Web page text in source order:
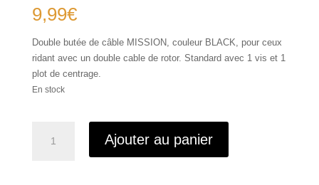
9,99€
Double butée de câble MISSION, couleur BLACK, pour ceux
ridant avec un double cable de rotor. Standard avec 1 vis et 1
plot de centrage.
En stock
Ajouter au panier